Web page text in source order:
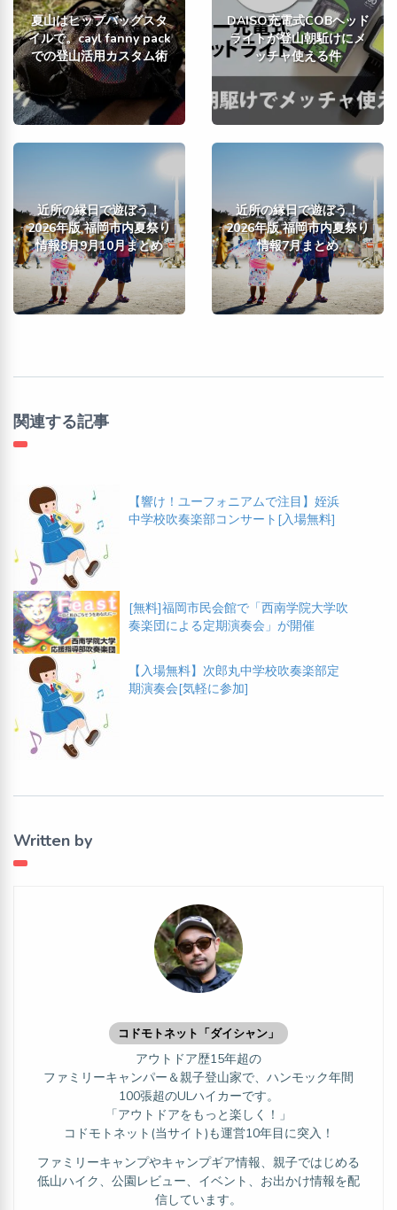
夏山はヒップバッグスタ
イルで。cayl fanny pack
での登山活用カスタム術
DAISO充電式COBヘッド
ライトが登山朝駈けにメ
ッチャ使える件
近所の縁日で遊ぼう！
2026年版 福岡市内夏祭り
情報8月9月10月まとめ
近所の縁日で遊ぼう！
2026年版 福岡市内夏祭り
情報7月まとめ
関連する記事
【響け！ユーフォニアムで注目】姪浜
中学校吹奏楽部コンサート[入場無料]
[無料]福岡市民会館で「西南学院大学吹
奏楽団による定期演奏会」が開催
【入場無料】次郎丸中学校吹奏楽部定
期演奏会[気軽に参加]
Written by
コドモトネット「ダイシャン」
アウトドア歴15年超の
ファミリーキャンパー＆親子登山家で、ハンモック年間
100張超のULハイカーです。
「アウトドアをもっと楽しく！」
コドモトネット(当サイト)も運営10年目に突入！
ファミリーキャンプやキャンプギア情報、親子ではじめる
低山ハイク、公園レビュー、イベント、お出かけ情報を配
信しています。